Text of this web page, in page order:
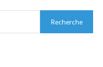
Recherche